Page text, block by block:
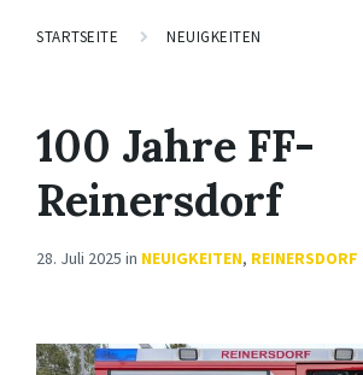
STARTSEITE NEUIGKEITEN
100 Jahre FF-
Reinersdorf
28. Juli 2025 in NEUIGKEITEN, REINERSDORF